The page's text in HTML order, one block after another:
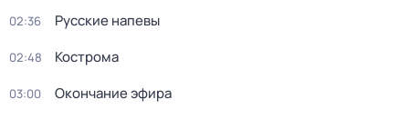
02:36 Русские напевы
02:48 Кострома
03:00 Окончание эфира